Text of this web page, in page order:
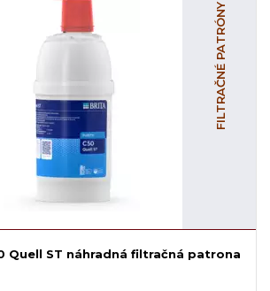
FILTRAČNÉ PATRÓNY
Quell ST náhradná filtračná patrona